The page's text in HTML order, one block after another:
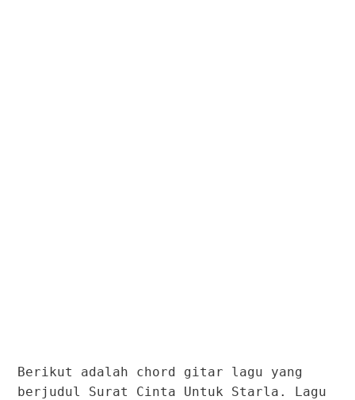
Berikut adalah chord gitar lagu yang
berjudul Surat Cinta Untuk Starla. Lagu